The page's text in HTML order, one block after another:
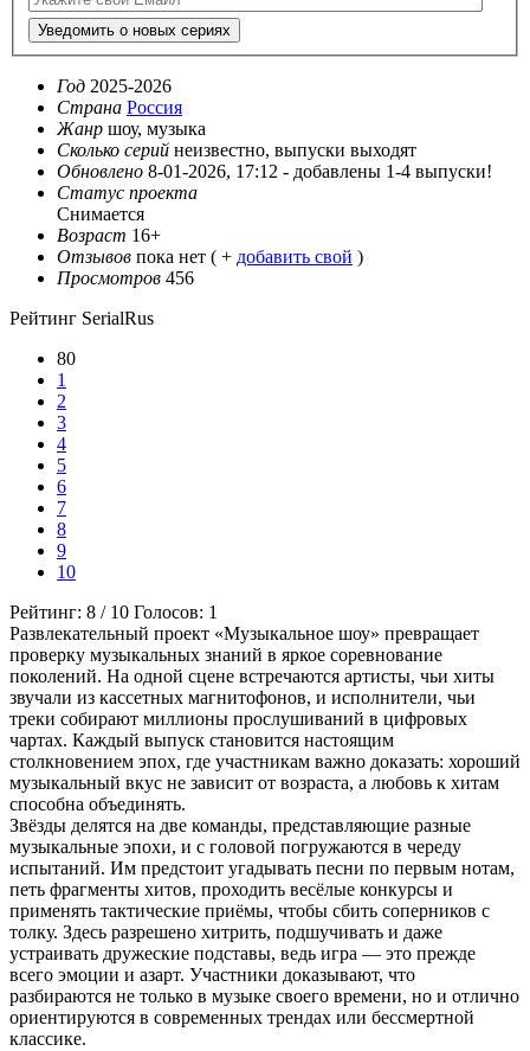
Уведомить о новых сериях
Год 2025-2026
Страна Россия
Жанр шоу, музыка
Сколько серий неизвестно, выпуски выходят
Обновлено 8-01-2026, 17:12 - добавлены 1-4 выпуски!
Статус проекта
Снимается
Возраст 16+
Отзывов пока нет ( + добавить свой )
Просмотров 456
Рейтинг SerialRus
80
1
2
3
4
5
6
7
8
9
10
Рейтинг: 8 / 10 Голосов: 1
Развлекательный проект «Музыкальное шоу» превращает
проверку музыкальных знаний в яркое соревнование
поколений. На одной сцене встречаются артисты, чьи хиты
звучали из кассетных магнитофонов, и исполнители, чьи
треки собирают миллионы прослушиваний в цифровых
чартах. Каждый выпуск становится настоящим
столкновением эпох, где участникам важно доказать: хороший
музыкальный вкус не зависит от возраста, а любовь к хитам
способна объединять.
Звёзды делятся на две команды, представляющие разные
музыкальные эпохи, и с головой погружаются в череду
испытаний. Им предстоит угадывать песни по первым нотам,
петь фрагменты хитов, проходить весёлые конкурсы и
применять тактические приёмы, чтобы сбить соперников с
толку. Здесь разрешено хитрить, подшучивать и даже
устраивать дружеские подставы, ведь игра — это прежде
всего эмоции и азарт. Участники доказывают, что
разбираются не только в музыке своего времени, но и отлично
ориентируются в современных трендах или бессмертной
классике.